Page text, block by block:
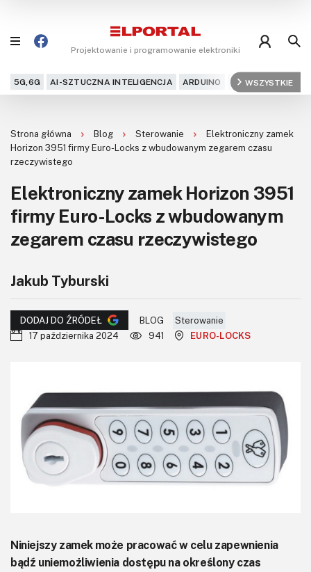
Projektowanie i programowanie elektroniki
5G,6G AI-SZTUCZNA INTELIGENCJA ARDUINO ARM AUDIO
WSZYSTKIE
Projekty
DIY+
Czytelnia
Dla Ciebie
KITy AVT
Magazyny
Archiwum
Do pobrania
Strona główna Blog Sterowanie
Elektroniczny zamek
Horizon 3951 firmy Euro-Locks z wbudowanym zegarem czasu
rzeczywistego
Elektroniczny zamek Horizon 3951
firmy Euro-Locks z wbudowanym
zegarem czasu rzeczywistego
Jakub Tyburski
DODAJ DO ŹRÓDEŁ BLOG
Sterowanie
17 października 2024
941 EURO-LOCKS
Niniejszy zamek może pracować w celu zapewnienia
bądź uniemożliwienia dostępu na określony czas